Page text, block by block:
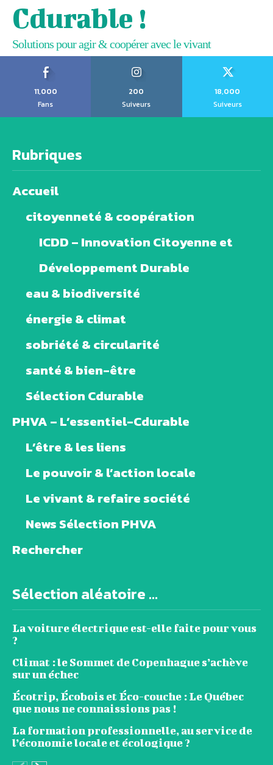
Cdurable !
Solutions pour agir & coopérer avec le vivant
11,000
Fans
200
Suiveurs
18,000
Suiveurs
Rubriques
Accueil
citoyenneté & coopération
ICDD – Innovation Citoyenne et
Développement Durable
eau & biodiversité
énergie & climat
sobriété & circularité
santé & bien-être
Sélection Cdurable
PHVA – L’essentiel-Cdurable
L’être & les liens
Le pouvoir & l’action locale
Le vivant & refaire société
News Sélection PHVA
Rechercher
Sélection aléatoire ...
La voiture électrique est-elle faite pour vous
?
Climat : le Sommet de Copenhague s’achève
sur un échec
Écotrip, Écobois et Éco-couche : Le Québec
que nous ne connaissions pas !
La formation professionnelle, au service de
l’économie locale et écologique ?